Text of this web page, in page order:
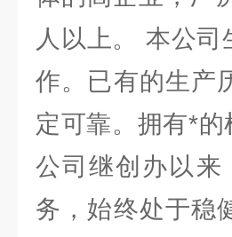
人以上。 本公
作。已有的生产
定可靠。拥有*
公司继创办以来
务，始终处于稳